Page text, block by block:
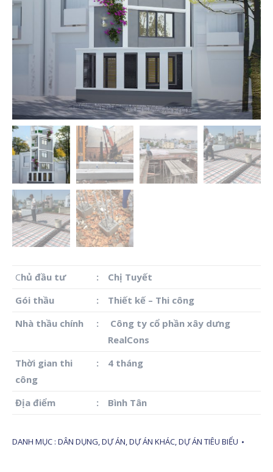
Chủ đầu tư :
Chị Tuyết
Gói thầu
:
Thiết kế – Thi công
Nhà thầu chính
:
Công ty cổ phần xây dưng
RealCons
Thời gian thi
công
: 4 tháng
Địa điểm : Bình Tân
DANH MỤC : DÂN DỤNG,DỰ ÁN,DỰ ÁN KHÁC,DỰ ÁN TIÊU BIỂU